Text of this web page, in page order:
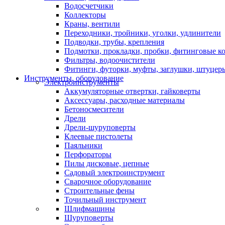
Водосчетчики
Коллекторы
Краны, вентили
Переходники, тройники, уголки, удлинители
Подводки, трубы, крепления
Подмотки, прокладки, пробки, фитинговые
Фильтры, водоочистители
Фитинги, футорки, муфты, заглушки,
Инструменты, оборудование
Электроинструменты
Аккумуляторные отвертки, гайковерты
Аксессуары, расходные материалы
Бетоносмесители
Дрели
Дрели-шуруповерты
Клеевые пистолеты
Паяльники
Перфораторы
Пилы дисковые, цепные
Садовый электроинструмент
Сварочное оборудование
Строительные фены
Точильный инструмент
Шлифмашины
Шуруповерты